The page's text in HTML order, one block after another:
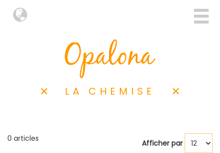
LA CHEMISE
0 articles Afficher par